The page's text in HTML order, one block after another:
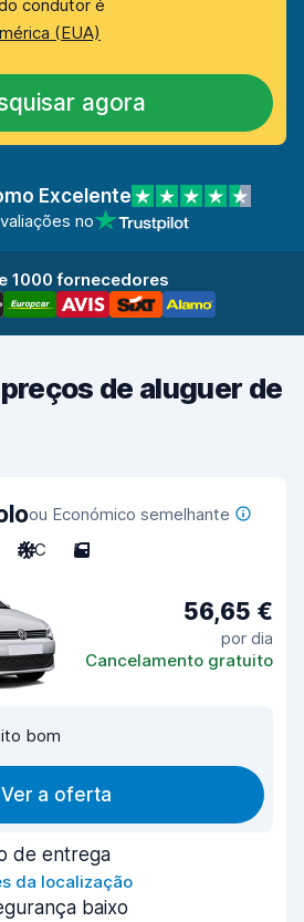
condutor é
(EUA)
agora
Excelente
no
1000 fornecedores
de aluguer de
ou Económico semelhante
A/C 5
56,65 €
por dia
Cancelamento gratuito
bom
Ver a oferta
de entrega
da localização
baixo